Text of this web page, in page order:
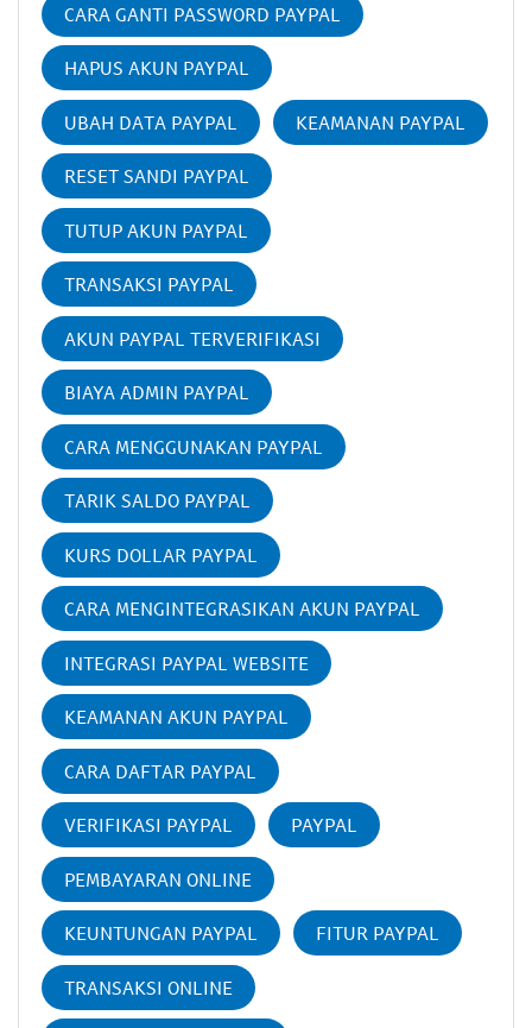
CARA GANTI PASSWORD PAYPAL
HAPUS AKUN PAYPAL
UBAH DATA PAYPAL KEAMANAN PAYPAL
RESET SANDI PAYPAL
TUTUP AKUN PAYPAL
TRANSAKSI PAYPAL
AKUN PAYPAL TERVERIFIKASI
BIAYA ADMIN PAYPAL
CARA MENGGUNAKAN PAYPAL
TARIK SALDO PAYPAL
KURS DOLLAR PAYPAL
CARA MENGINTEGRASIKAN AKUN PAYPAL
INTEGRASI PAYPAL WEBSITE
KEAMANAN AKUN PAYPAL
CARA DAFTAR PAYPAL
VERIFIKASI PAYPAL PAYPAL
PEMBAYARAN ONLINE
KEUNTUNGAN PAYPAL FITUR PAYPAL
TRANSAKSI ONLINE